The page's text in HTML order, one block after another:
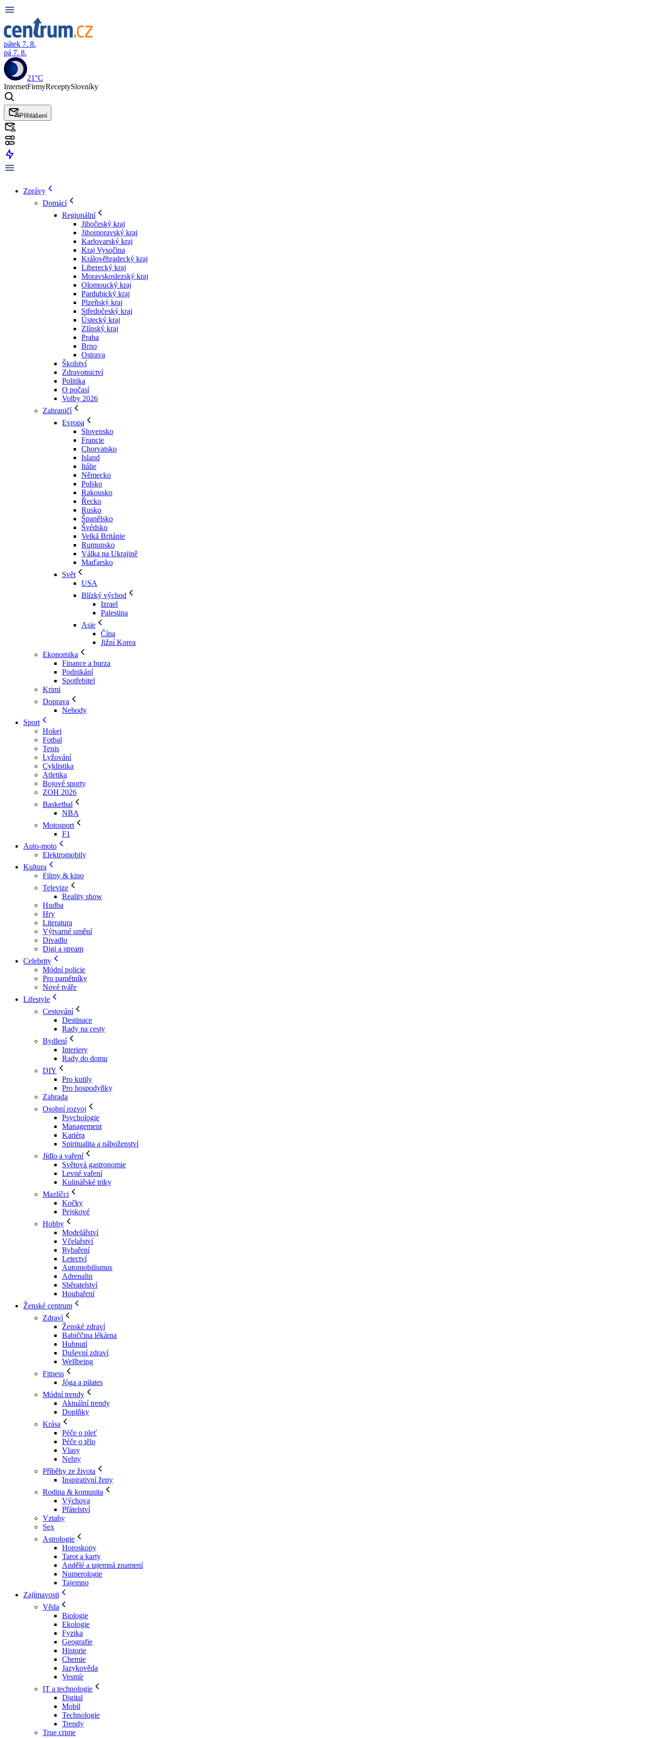
pátek 7. 8.
pá 7. 8.
21°C
InternetFirmyReceptySlovníky
Přihlášení
Zprávy
Domácí
Regionální
Jihočeský kraj
Jihomoravský kraj
Karlovarský kraj
Kraj Vysočina
Králověhradecký kraj
Liberecký kraj
Moravskoslezský kraj
Olomoucký kraj
Pardubický kraj
Plzeňský kraj
Středočeský kraj
Ústecký kraj
Zlínský kraj
Praha
Brno
Ostrava
Školství
Zdravotnictví
Politika
O počasí
Volby 2026
Zahraničí
Evropa
Slovensko
Francie
Chorvatsko
Island
Itálie
Německo
Polsko
Rakousko
Řecko
Rusko
Španělsko
Švédsko
Velká Británie
Rumunsko
Válka na Ukrajině
Maďarsko
Svět
USA
Blízký východ
Izrael
Palestina
Asie
Čína
Jižní Korea
Ekonomika
Finance a burza
Podnikání
Spotřebitel
Krimi
Doprava
Nehody
Sport
Hokej
Fotbal
Tenis
Lyžování
Cyklistika
Atletika
Bojové sporty
ZOH 2026
Basketbal
NBA
Motosport
F1
Auto-moto
Elektromobily
Kultura
Filmy & kino
Televize
Reality show
Hudba
Hry
Literatura
Výtvarné umění
Divadlo
Digi a stream
Celebrity
Módní policie
Pro pamětníky
Nové tváře
Lifestyle
Cestování
Destinace
Rady na cesty
Bydlení
Interiery
Rady do domu
DIY
Pro kutily
Pro hospodyňky
Zahrada
Osobní rozvoj
Psychologie
Management
Kariéra
Spiritualita a náboženství
Jídlo a vaření
Světová gastronomie
Levné vaření
Kulinářské triky
Mazlíčci
Kočky
Pejskové
Hobby
Modelářství
Včelařství
Rybaření
Letectví
Automobilismus
Adrenalin
Sběratelství
Houbaření
Ženské centrum
Zdraví
Ženské zdraví
Babiččina lékárna
Hubnutí
Duševní zdraví
Wellbeing
Fitness
Jóga a pilates
Módní trendy
Aktuální trendy
Doplňky
Krása
Péče o pleť
Péče o tělo
Vlasy
Nehty
Příběhy ze života
Inspirativní ženy
Rodina & komunita
Výchova
Přátelství
Vztahy
Sex
Astrologie
Horoskopy
Tarot a karty
Andělé a tajemná znamení
Numerologie
Tajemno
Zajímavosti
Věda
Biologie
Ekologie
Fyzika
Geografie
Historie
Chemie
Jazykověda
Vesmír
IT a technologie
Digital
Mobil
Technologie
Trendy
True crime